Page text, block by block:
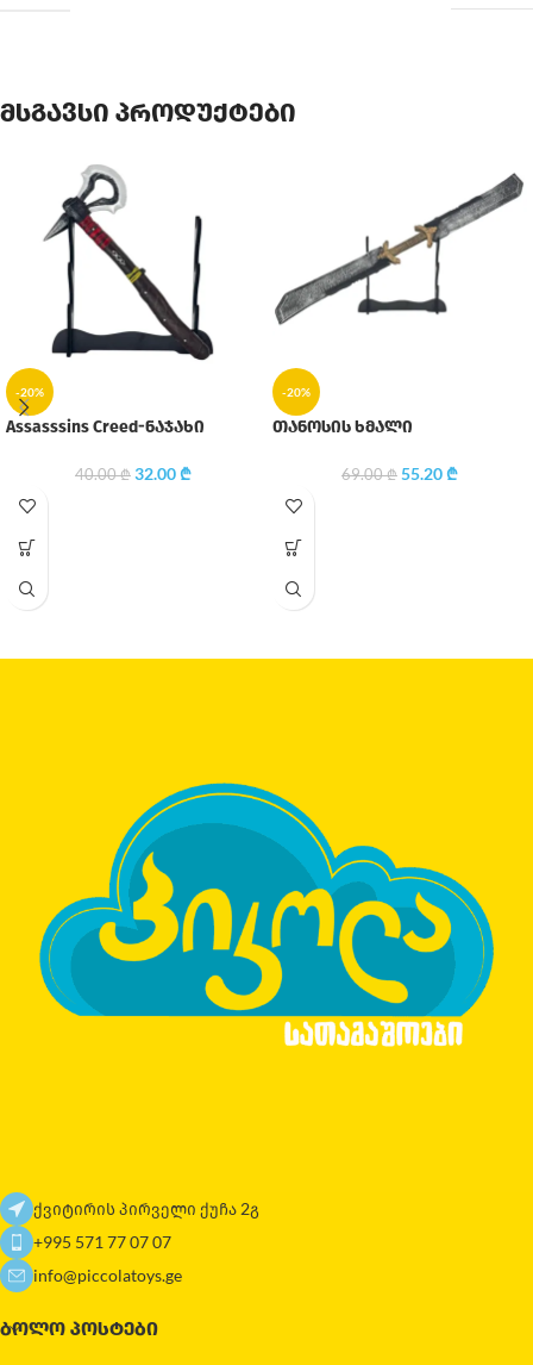
მსგავსი პროდუქტები
-20%
Assasssins Creed-ნაჯახი
40.00₾ 32.00₾
-20%
თანოსის ხმალი
69.00₾ 55.20₾
ქვიტირის პირველი ქუჩა 2გ
+995 571 77 07 07
info@piccolatoys.ge
ᲑᲝᲚᲝ ᲞᲝᲡᲢᲔᲑᲘ